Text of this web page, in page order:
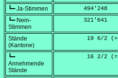
┗━ Ja-Stimmen
        494'248
┗━ Nein-
Stimmen
        321'641
Stände
(Kantone)
         19 6/2 (=
┗━
Annehmende
Stände
         16 2/2 (=